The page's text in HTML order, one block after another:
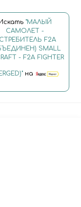
"МАЛЫЙ
САМОЛЕТ -
F2A
SMALL
- F2A FIGHTER
на